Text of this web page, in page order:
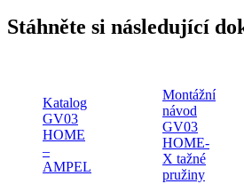
Stáhněte si následující
Katalog
GV03
HOME
–
AMPEL
Montážní
návod
GV03
HOME-
X tažné
pružiny